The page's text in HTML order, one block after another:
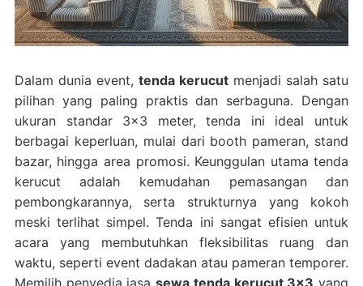
Dalam dunia event, tenda kerucut menjadi salah satu
pilihan yang paling praktis dan serbaguna. Dengan
ukuran standar 3×3 meter, tenda ini ideal untuk
berbagai keperluan, mulai dari booth pameran, stand
bazar, hingga area promosi. Keunggulan utama tenda
kerucut adalah kemudahan pemasangan dan
pembongkarannya, serta strukturnya yang kokoh
meski terlihat simpel. Tenda ini sangat efisien untuk
acara yang membutuhkan fleksibilitas ruang dan
waktu, seperti event dadakan atau pameran temporer.